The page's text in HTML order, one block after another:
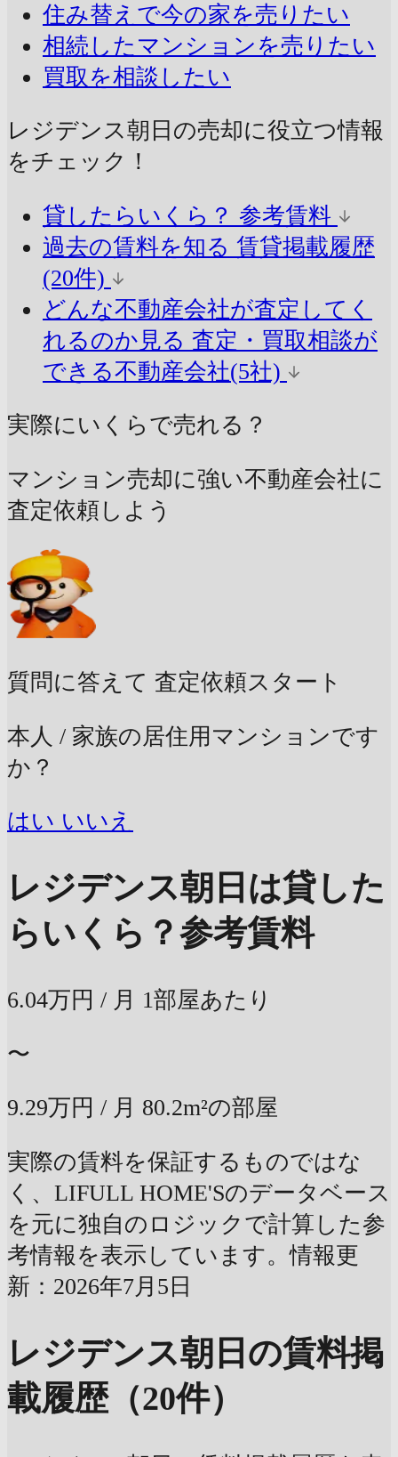
住み替えで今の家を売りたい
相続したマンションを売りたい
買取を相談したい
レジデンス朝日の売却に役立つ情報
をチェック！
貸したらいくら？ 参考賃料
過去の賃料を知る 賃貸掲載履歴
(20件)
どんな不動産会社が査定してく
れるのか見る 査定・買取相談が
できる不動産会社(5社)
実際にいくらで売れる？
マンション売却に強い不動産会社に
査定依頼しよう
質問に答えて 査定依頼スタート
本人 / 家族の居住用マンションです
か？
はい いいえ
レジデンス朝日は貸した
らいくら？参考賃料
6.04万円 / 月 1部屋あたり
〜
9.29万円 / 月 80.2m²の部屋
実際の賃料を保証するものではな
く、LIFULL HOME'Sのデータベース
を元に独自のロジックで計算した参
考情報を表示しています。情報更
新：2026年7月5日
レジデンス朝日の賃料掲
載履歴（20件）